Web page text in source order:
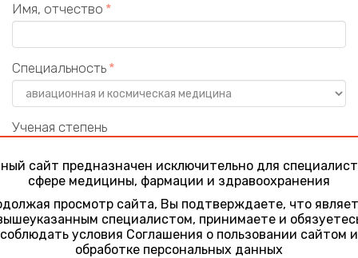
Имя, отчество
Специальность
Ученая степень
Учреждение
Должность
сайт предназначен исключительно для
сфере медицины, фармации и здравоохранения
просмотр сайта, Вы подтверждаете, что
специалистом, принимаете и
соблюдать условия Соглашения о пользовании сайтом и
обработке персональных данных